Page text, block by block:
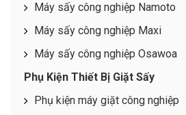
Máy sấy công nghiệp Namoto
Máy sấy công nghiệp Maxi
Máy sấy công nghiệp Osawoa
Phụ Kiện Thiết Bị Giặt Sấy
Phụ kiện máy giặt công nghiệp